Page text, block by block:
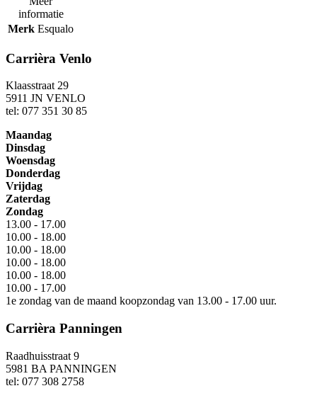
informatie
Merk Esqualo
Carrièra Venlo
Klaasstraat 29
5911 JN VENLO
tel: 077 351 30 85
Maandag
Dinsdag
Woensdag
Donderdag
Vrijdag
Zaterdag
Zondag
13.00 - 17.00
10.00 - 18.00
10.00 - 18.00
10.00 - 18.00
10.00 - 18.00
10.00 - 17.00
1e zondag van de maand koopzondag van 13.00 - 17.00 uur.
Carrièra Panningen
Raadhuisstraat 9
5981 BA PANNINGEN
tel: 077 308 2758